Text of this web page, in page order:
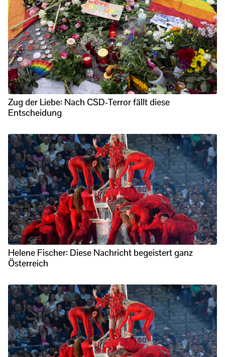
Zug der Liebe: Nach CSD-Terror fällt diese
Entscheidung
Helene Fischer: Diese Nachricht begeistert ganz
Österreich